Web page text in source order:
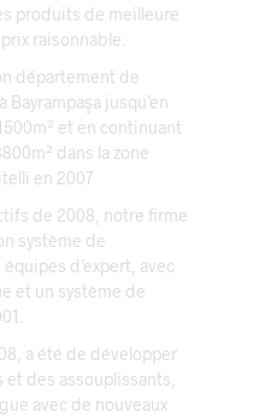
produits de meilleure
raisonnable.
département de
jusqu’en
et en continuant
dans la zone
en 2007
de 2008, notre firme
système de
d’expert, avec
et un système de
a été de développer
des assouplissants,
avec de nouveaux